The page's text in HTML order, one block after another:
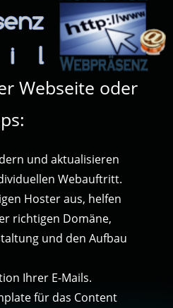
Webseite oder
und aktualisieren
Webauftritt.
Hoster aus, helfen
richtigen Domäne,
und den Aufbau
Ihrer E-Mails.
für das Content